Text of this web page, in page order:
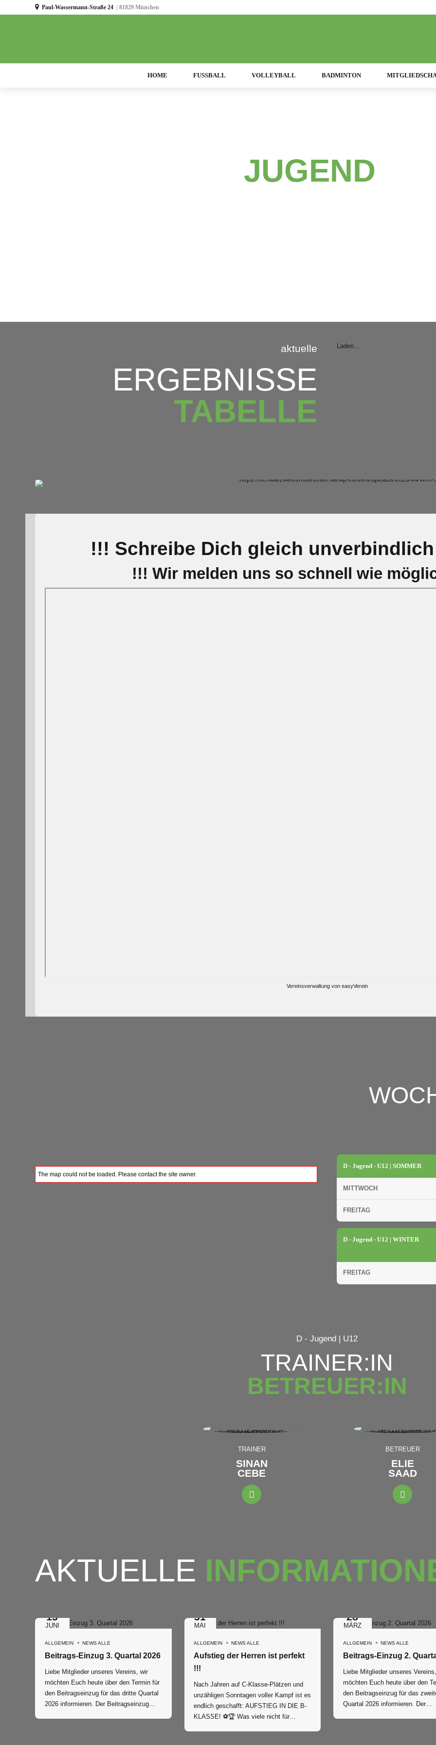
Paul-Wassermann-Straße 24 | 81829 München
HOME FUSSBALL VOLLEYBALL BADMINTON
JUGEND
aktuelle
ERGEBNISSE
TABELLE
Laden...
!!! Schreibe Dich gleich
!!! Wir melden uns so schnell wie
Vereinsverwaltung von easyVerein
The map could not be loaded. Please contact the site owner.
D - Jugend - U12 | SOMMER
MITTWOCH
FREITAG
D - Jugend - U12 | WINTER
FREITAG
D - Jugend | U12
TRAINER:IN
BETREUER:IN
TRAINER
SINAN
CEBE
BETREUER
ELIE
SAAD
AKTUELLE
13
JUNI
ALLGEMEIN NEWS ALLE
Beitrags-Einzug 3. Quartal 2026
Liebe Mitglieder unseres Vereins, wir
möchten Euch heute über den Termin für
den Beitragseinzug für das dritte Quartal
2026 informieren. Der Beitragseinzug
31
MAI
ALLGEMEIN NEWS ALLE
Aufstieg der Herren ist perfekt
!!!
Nach Jahren auf C-Klasse-Plätzen und
unzähligen Sonntagen voller Kampf ist es
endlich geschafft: AUFSTIEG IN DIE B-
KLASSE! ⚽🏆 Was viele nicht für
28
MÄRZ
ALLGEMEIN NEWS ALLE
Liebe Mitglieder unseres Vereins, wir
möchten Euch heute über den
den Beitragseinzug für das
Quartal 2026 informieren. Der